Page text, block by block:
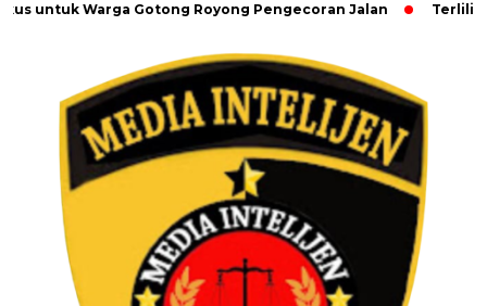
untuk Warga Gotong Royong Pengecoran Jalan Terlilit